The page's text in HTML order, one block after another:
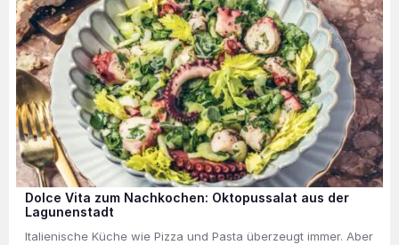
Dolce Vita zum Nachkochen: Oktopussalat aus der
Lagunenstadt
Italienische Küche wie Pizza und Pasta überzeugt immer. Aber